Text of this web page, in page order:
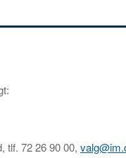
tlf. 72 26 90 00,